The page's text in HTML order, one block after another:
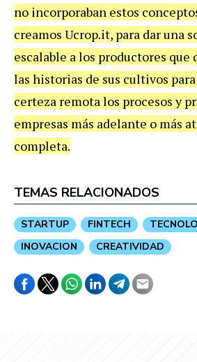
no incorporaban estos
creamos Ucrop.it, para dar una
escalable a los productores
las historias de sus cultivos
certeza remota los procesos y
empresas más adelante o más
completa.
TEMAS RELACIONADOS
STARTUP FINTECH
INOVACION
CREATIVIDAD